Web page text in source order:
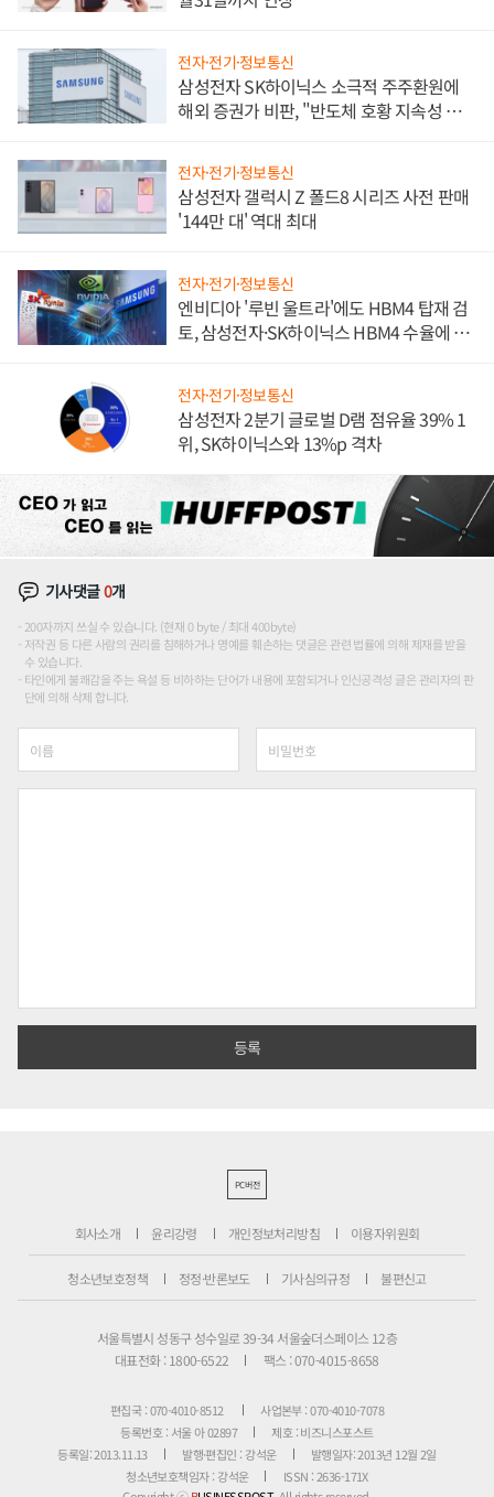
전자·전기·정보통신
삼성전자 SK하이닉스 소극적 주주환원에
해외 증권가 비판, "반도체 호황 지속성 의
전자·전기·정보통신
삼성전자 갤럭시 Z 폴드8 시리즈 사전 판매
'144만 대' 역대 최대
전자·전기·정보통신
엔비디아 '루빈 울트라'에도 HBM4 탑재 검
토, 삼성전자·SK하이닉스 HBM4 수율에 주
전자·전기·정보통신
삼성전자 2분기 글로벌 D램 점유율 39% 1
위, SK하이닉스와 13%p 격차
기사댓글0개
200자까지 쓰실 수 있습니다. (현재 0 byte / 최대 400byte)
저작권 등 다른 사람의 권리를 침해하거나 명예를 훼손하는 댓글은 관련 법률에 의해 제재를 받을
수 있습니다.
타인에게 불쾌감을 주는 욕설 등 비하하는 단어가 내용에 포함되거나 인신공격성 글은 관리자의 판
단에 의해 삭제 합니다.
PC버전
회사소개 윤리강령 개인정보처리방침 이용자위원회
청소년보호정책 정정·반론보도 기사심의규정 불편신고
서울특별시 성동구 성수일로 39-34 서울숲더스페이스 12층
대표전화 : 1800-6522
팩스 : 070-4015-8658
편집국 : 070-4010-8512
사업본부 : 070-4010-7078
등록번호 : 서울 아 02897
제호 : 비즈니스포스트
등록일: 2013.11.13
발행·편집인 : 강석운
발행일자: 2013년 12월 2일
청소년보호책임자 : 강석운
ISSN : 2636-171X